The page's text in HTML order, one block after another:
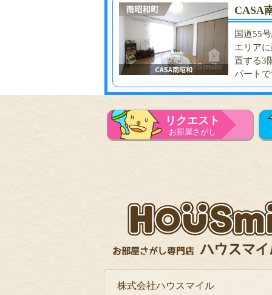
CASA
国道55
エリア
置する3
パート
リクエスト
お部屋さがし
株式会社ハウスマイル